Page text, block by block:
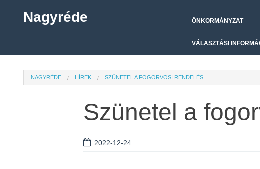
Nagyréde ÖNKORMÁNYZAT
VÁLASZTÁSI
NAGYRÉDE HÍREK SZÜNETEL A FOGORVOSI RENDELÉS
Szünetel a
2022-12-24